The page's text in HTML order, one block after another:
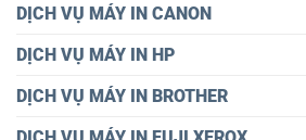
DỊCH VỤ MÁY IN CANON
DỊCH VỤ MÁY IN HP
DỊCH VỤ MÁY IN BROTHER